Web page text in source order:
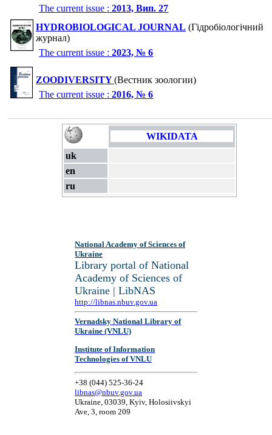
The current issue :2013, Вип. 27
HYDROBIOLOGICAL JOURNAL (Гідробіологічний
журнал)
The current issue :2023, № 6
ZOODIVERSITY(Вестник зоологии)
The current issue :2016, № 6
WIKIDATA
uk
en
ru
National Academy of Sciences of
Ukraine
Library portal of National
Academy of Sciences of
Ukraine | LibNAS
http://libnas.nbuv.gov.ua
Vernadsky National Library of
Ukraine (VNLU)
Institute of Information
Technologies of VNLU
+38 (044) 525-36-24
libnas@nbuv.gov.ua
Ukraine, 03039, Kyiv, Holosiivskyi
Ave, 3, room 209